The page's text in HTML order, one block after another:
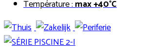
Température :max +40°C